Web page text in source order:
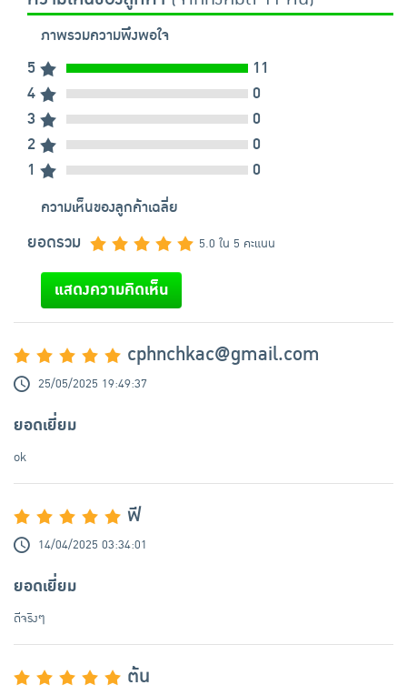
ภาพรวมความพึงพอใจ
5
11
4
0
3
0
2
0
1
0
ความเห็นของลูกค้าเฉลี่ย
ยอดรวม 5.0 ใน 5 คะแนน
แสดงความคิดเห็น
cphnchkac@gmail.com
25/05/2025 19:49:37
ยอดเยี่ยม
ok
ฟี
14/04/2025 03:34:01
ยอดเยี่ยม
ดีจริงๆ
ต้น